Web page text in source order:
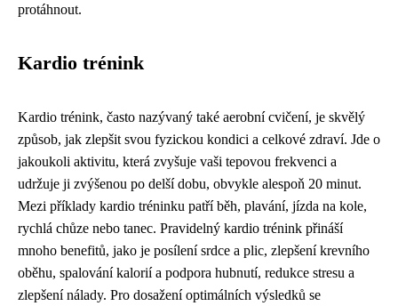
protáhnout.
Kardio trénink
Kardio trénink, často nazývaný také aerobní cvičení, je skvělý
způsob, jak zlepšit svou fyzickou kondici a celkové zdraví. Jde o
jakoukoli aktivitu, která zvyšuje vaši tepovou frekvenci a
udržuje ji zvýšenou po delší dobu, obvykle alespoň 20 minut.
Mezi příklady kardio tréninku patří běh, plavání, jízda na kole,
rychlá chůze nebo tanec. Pravidelný kardio trénink přináší
mnoho benefitů, jako je posílení srdce a plic, zlepšení krevního
oběhu, spalování kalorií a podpora hubnutí, redukce stresu a
zlepšení nálady. Pro dosažení optimálních výsledků se